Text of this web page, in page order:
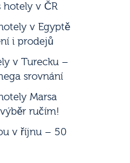
hotely v ČR
v Egyptě
i prodejů
v Turecku –
srovnání
Marsa
ručím!
v říjnu – 50